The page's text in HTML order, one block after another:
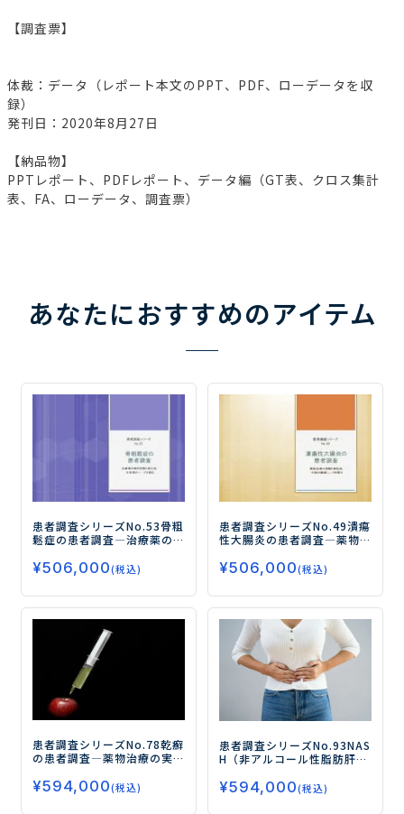
【調査票】
体裁：データ（レポート本文のPPT、PDF、ローデータを収
録）
発刊日：2020年8月27日
【納品物】
PPTレポート、PDFレポート、データ編（GT表、クロス集計
表、FA、ローデータ、調査票）
あなたにおすすめのアイテム
患者調査シリーズNo.53骨粗
鬆症の患者調査―治療薬の
のニーズを探る―
¥506,000(税込)
患者調査シリーズNo.49潰瘍
性大腸炎の患者調査―薬物
の薬剤ニーズを探る―
¥506,000(税込)
患者調査シリーズNo.78乾癬
の患者調査―薬物治療の実
薬・皮下注射薬の新薬ニー
ズを探る―
¥594,000(税込)
患者調査シリーズNo.93NAS
H（非アルコール性脂肪肝
の治療実態と治療（DTx/治
療薬）ニーズを調査―
¥594,000(税込)